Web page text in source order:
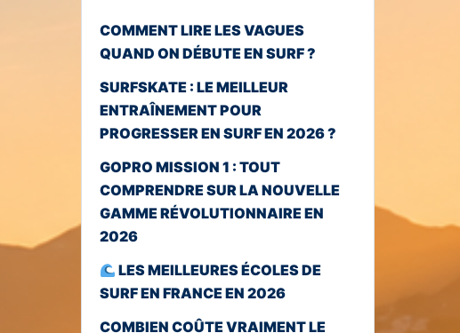
COMMENT LIRE LES VAGUES
QUAND ON DÉBUTE EN SURF ?
SURFSKATE : LE MEILLEUR
ENTRAÎNEMENT POUR
PROGRESSER EN SURF EN 2026 ?
GOPRO MISSION 1 : TOUT
COMPRENDRE SUR LA NOUVELLE
GAMME RÉVOLUTIONNAIRE EN
2026
LES MEILLEURES ÉCOLES DE
SURF EN FRANCE EN 2026
COMBIEN COÛTE VRAIMENT LE